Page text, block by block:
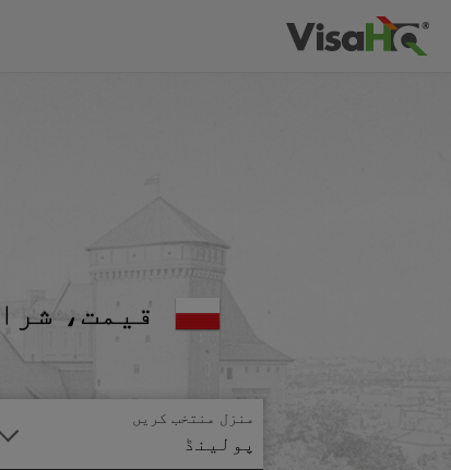
قیمت،
منزل منتخب کریں
پولینڈ